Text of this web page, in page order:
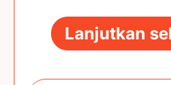
Lanjutkan